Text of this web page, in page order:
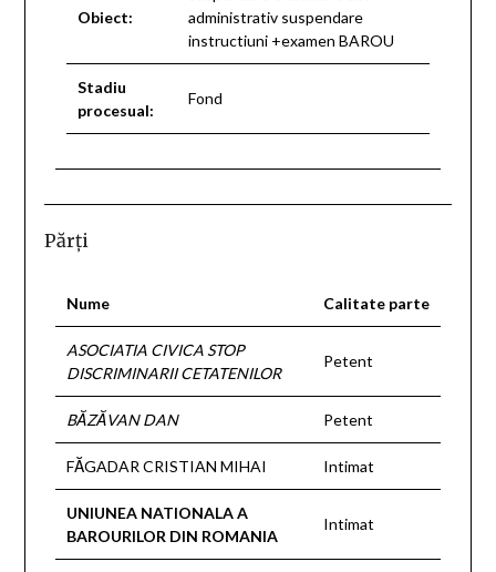
Obiect:
administrativ suspendare
instructiuni +examen BAROU
Stadiu
procesual:
Fond
Părţi
Nume Calitate parte
ASOCIATIA CIVICA STOP
DISCRIMINARII CETATENILOR
Petent
BĂZĂVAN DAN Petent
FĂGADAR CRISTIAN MIHAI Intimat
UNIUNEA NATIONALA A
BAROURILOR DIN ROMANIA
Intimat